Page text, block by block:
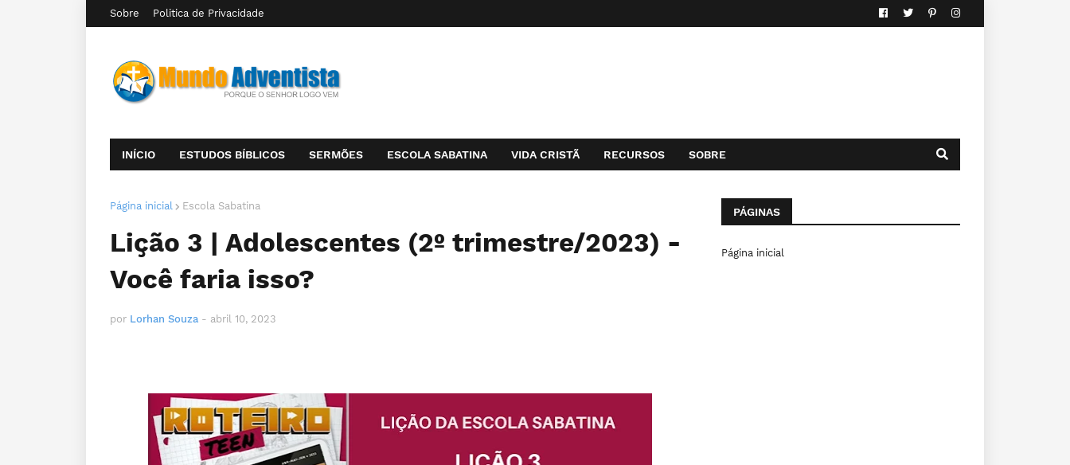
Sobre Politica de Privacidade
INÍCIO ESTUDOS BÍBLICOS SERMÕES ESCOLA SABATINA VIDA CRISTÃ RECURSOS SOBRE
Página inicial Escola Sabatina
Lição 3 | Adolescentes (2º trimestre/2023) -
Você faria isso?
por Lorhan Souza - abril 10, 2023
PÁGINAS
Página inicial